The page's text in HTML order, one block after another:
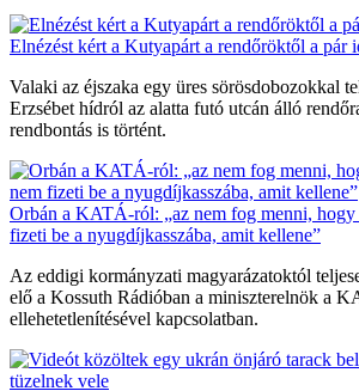
Elnézést kért a Kutyapárt a rendőröktől a pár
Valaki az éjszaka egy üres sörösdobozokkal
Erzsébet hídról az alatta futó utcán álló
rendbontás is történt.
Orbán a KATÁ-ról: „az nem fog menni, hogy
fizeti be a nyugdíjkasszába, amit kellene”
Az eddigi kormányzati magyarázatoktól
elő a Kossuth Rádióban a miniszterelnök a
ellehetetlenítésével kapcsolatban.